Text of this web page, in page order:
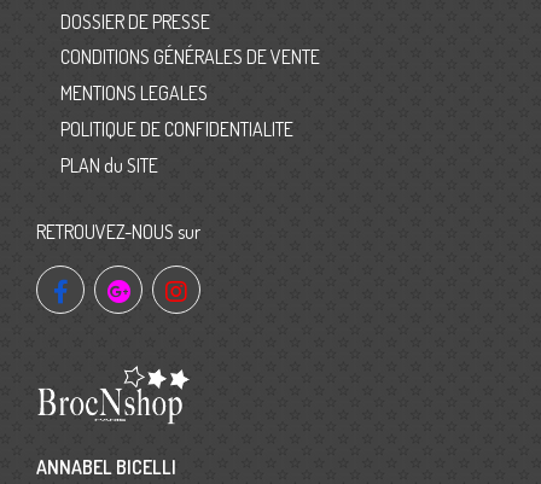
DOSSIER DE PRESSE
CONDITIONS GÉNÉRALES DE VENTE
MENTIONS LEGALES
POLITIQUE DE CONFIDENTIALITE
PLAN du SITE
RETROUVEZ-NOUS sur
ANNABEL BICELLI